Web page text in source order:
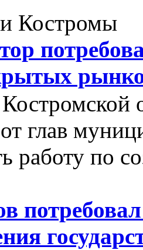
Костромы
глав
работу по